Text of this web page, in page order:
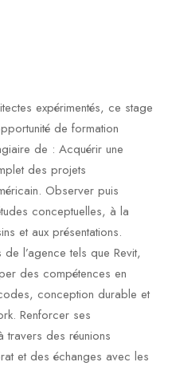
expérimentés, ce stage
de formation
de : Acquérir une
des projets
Observer puis
conceptuelles, à la
et aux présentations.
l’agence tels que Revit,
des compétences en
conception durable et
Renforcer ses
travers des réunions
et des échanges avec les